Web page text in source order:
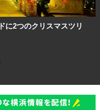
に2つのクリスマスツリ